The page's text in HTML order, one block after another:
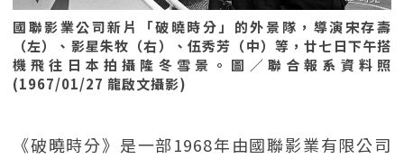
國聯影業公司新片「破曉時分」的外景隊，導演宋存壽
（左）、影星朱牧（右）、伍秀芳（中）等，廿七日下午搭
機飛往日本拍攝隆冬雪景。圖／聯合報系資料照
(1967/01/27 龍啟文攝影)
《破曉時分》是一部1968年由國聯影業有限公司